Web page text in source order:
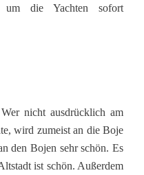
um die Yachten sofort
nicht ausdrücklich am
wird zumeist an die Boje
den Bojen sehr schön. Es
ist schön. Außerdem